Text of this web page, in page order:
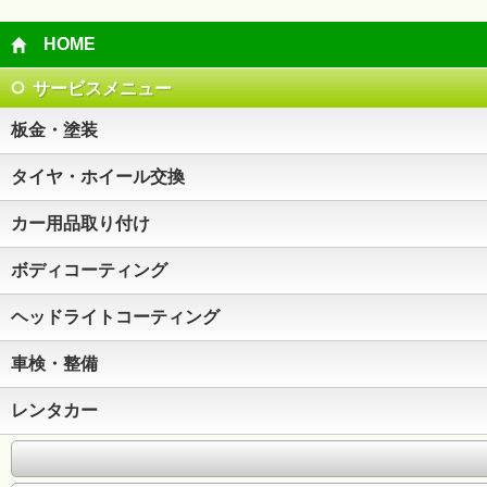
HOME
サービスメニュー
板金・塗装
タイヤ・ホイール交換
カー用品取り付け
ボディコーティング
ヘッドライトコーティング
車検・整備
レンタカー